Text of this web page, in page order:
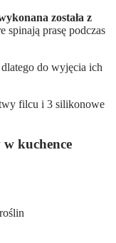
została z
spinają prasę podczas
do wyjęcia ich
filcu i 3 silikonowe
kuchence